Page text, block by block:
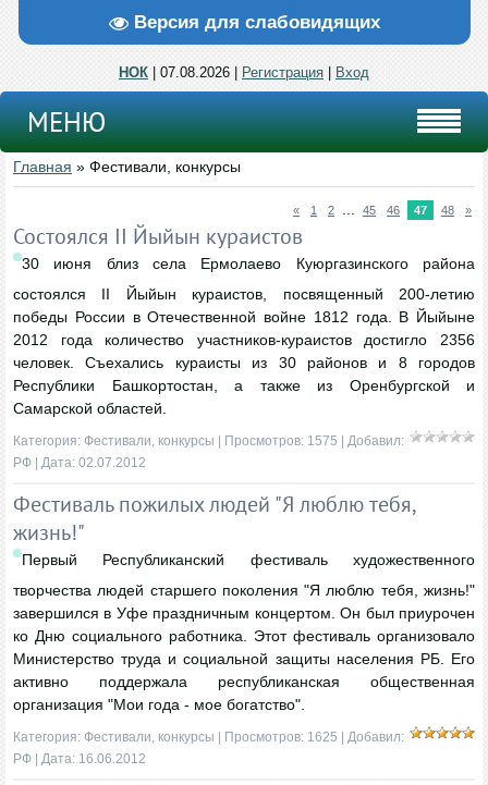
Версия для слабовидящих
НОК | 07.08.2026 | Регистрация Вход
МЕНЮ
Главная » Фестивали, конкурсы
« 1 2 45 46 47 48 »
Состоялся II Йыйын кураистов
30 июня близ села Ермолаево Куюргазинского района
состоялся II Йыйын кураистов, посвященный 200-летию
победы России в Отечественной войне 1812 года. В Йыйыне
2012 года количество участников-кураистов достигло 2356
человек. Съехались кураисты из 30 районов и 8 городов
Республики Башкортостан, а также из Оренбургской и
Самарской областей.
Категория: Фестивали, конкурсы | Просмотров: 1575 | Добавил:
РФ | Дата: 02.07.2012
Фестиваль пожилых людей "Я люблю тебя,
жизнь!"
Первый Республиканский фестиваль художественного
творчества людей старшего поколения "Я люблю тебя, жизнь!"
завершился в Уфе праздничным концертом. Он был приурочен
ко Дню социального работника. Этот фестиваль организовало
Министерство труда и социальной защиты населения РБ. Его
активно поддержала республиканская общественная
организация "Мои года - мое богатство".
Категория: Фестивали, конкурсы | Просмотров: 1625 | Добавил:
РФ | Дата: 16.06.2012